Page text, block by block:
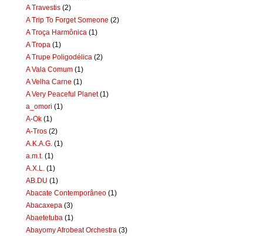
A Travestis (2)
A Trip To Forget Someone (2)
A Troça Harmônica (1)
A Tropa (1)
A Trupe Poligodélica (2)
A Vala Comum (1)
A Velha Carne (1)
A Very Peaceful Planet (1)
a_omori (1)
A-Ok (1)
A-Tros (2)
A.K.A.G. (1)
a.m.t. (1)
A.X.L.
(1)
AB.DU (1)
Abacate Contemporâneo (1)
Abacaxepa (3)
Abaetetuba (1)
Abayomy Afrobeat Orchestra (3)